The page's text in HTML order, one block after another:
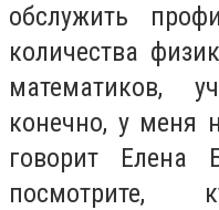
обслужить
количества
математиков,
конечно, у меня
говорит Елена